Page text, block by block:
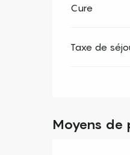
Cure
Taxe de
Moyens de